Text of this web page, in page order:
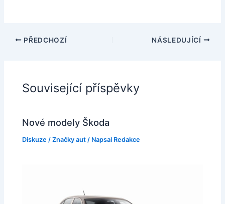
PŘEDCHOZÍ NÁSLEDUJÍCÍ
Související příspěvky
Nové modely Škoda
Diskuze /Značky aut / Napsal Redakce